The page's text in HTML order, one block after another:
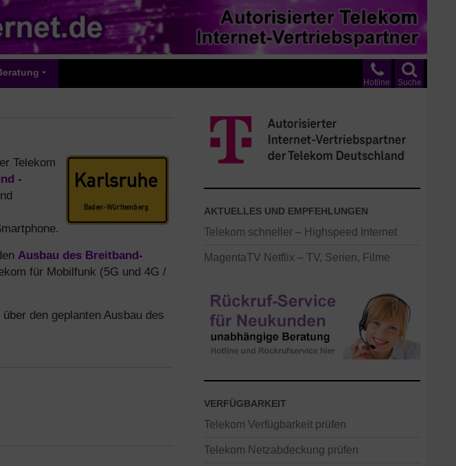
Suche
Hotline
Telekom
-
Ausbau des Breitband-
für Mobilfunk (5G und 4G /
den geplanten Ausbau des
AKTUELLES UND EMPFEHLUNGEN
Telekom schneller – Highspeed Internet
MagentaTV Netflix – TV, Serien, Filme
VERFÜGBARKEIT
Telekom Verfügbarkeit prüfen
Telekom Netzabdeckung prüfen